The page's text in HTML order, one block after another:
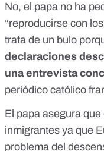
No, el papa no ha
“reproducirse con
trata de un bulo
declaraciones
una entrevista
periódico católico
El papa asegura
inmigrantes ya que
problema del